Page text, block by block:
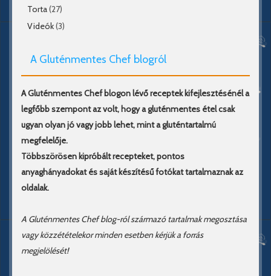
Torta(27)
Videók(3)
A Gluténmentes Chef blogról
A Gluténmentes Chef blogon lévő receptek kifejlesztésénél a
legfőbb szempont az volt, hogy a gluténmentes étel csak
ugyan olyan jó vagy jobb lehet, mint a gluténtartalmú
megfelelője.
Többszörösen kipróbált recepteket, pontos
anyaghányadokat és saját készítésű fotókat tartalmaznak az
oldalak.
A Gluténmentes Chef blog-ról származó tartalmak megosztása
vagy közzétételekor minden esetben kérjük a forrás
megjelölését!